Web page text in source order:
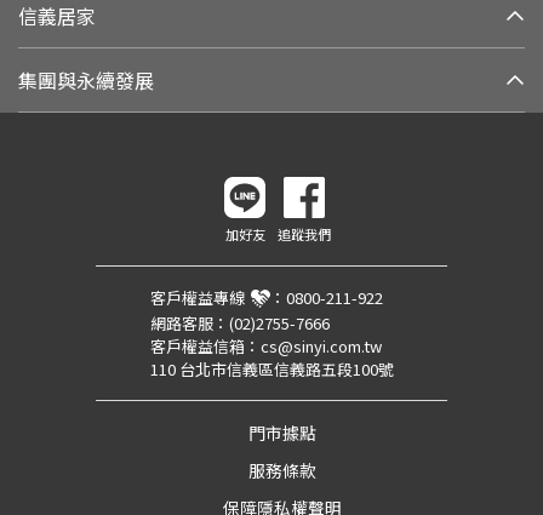
信義居家
集團與永續發展
加好友 追蹤我們
客戶權益專線 ： 0800-211-922
網路客服： (02)2755-7666
客戶權益信箱： cs@sinyi.com.tw
110 台北市信義區信義路五段100號
門市據點
服務條款
保障隱私權聲明